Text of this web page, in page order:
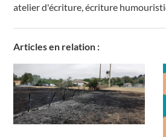
atelier d'écriture écriture
Articles en relation :